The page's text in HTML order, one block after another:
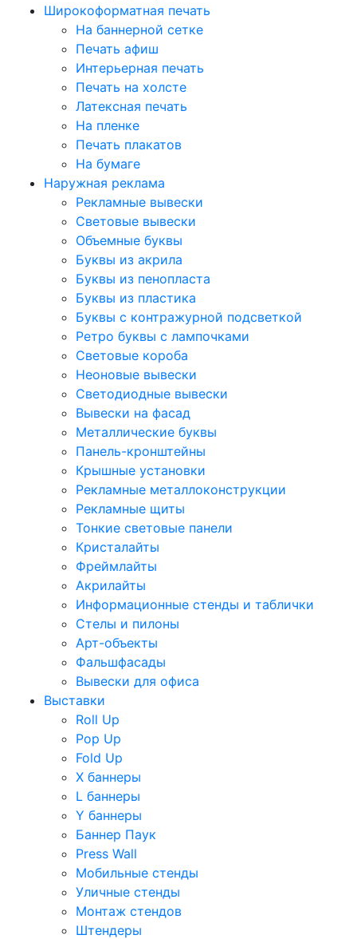
Широкоформатная печать
На баннерной сетке
Печать афиш
Интерьерная печать
Печать на холсте
Латексная печать
На пленке
Печать плакатов
На бумаге
Наружная реклама
Рекламные вывески
Световые вывески
Объемные буквы
Буквы из акрила
Буквы из пенопласта
Буквы из пластика
Буквы с контражурной подсветкой
Ретро буквы с лампочками
Световые короба
Неоновые вывески
Светодиодные вывески
Вывески на фасад
Металлические буквы
Панель-кронштейны
Крышные установки
Рекламные металлоконструкции
Рекламные щиты
Тонкие световые панели
Кристалайты
Фреймлайты
Акрилайты
Информационные стенды и таблички
Стелы и пилоны
Арт-объекты
Фальшфасады
Вывески для офиса
Выставки
Roll Up
Pop Up
Fold Up
Х баннеры
L баннеры
Y баннеры
Баннер Паук
Press Wall
Мобильные стенды
Уличные стенды
Монтаж стендов
Штендеры